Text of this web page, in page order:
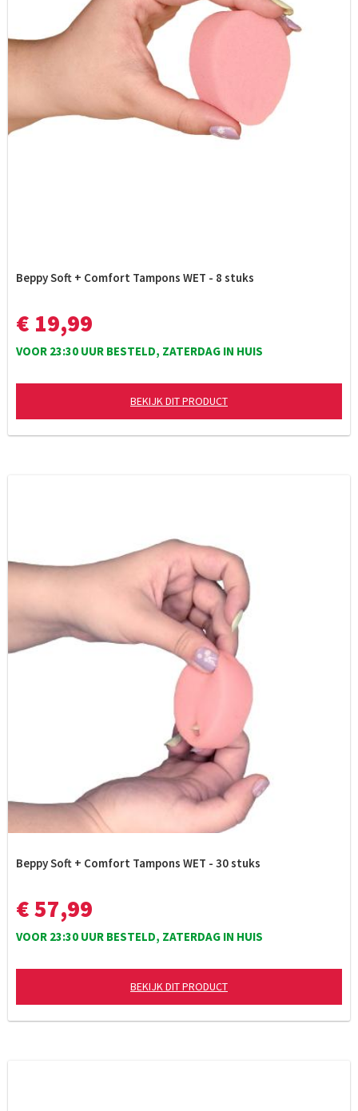
Beppy Soft + Comfort Tampons WET - 8 stuks
€ 19,99
VOOR 23:30 UUR BESTELD, ZATERDAG IN HUIS
BEKIJK DIT PRODUCT
Beppy Soft + Comfort Tampons WET - 30 stuks
€ 57,99
VOOR 23:30 UUR BESTELD, ZATERDAG IN HUIS
BEKIJK DIT PRODUCT